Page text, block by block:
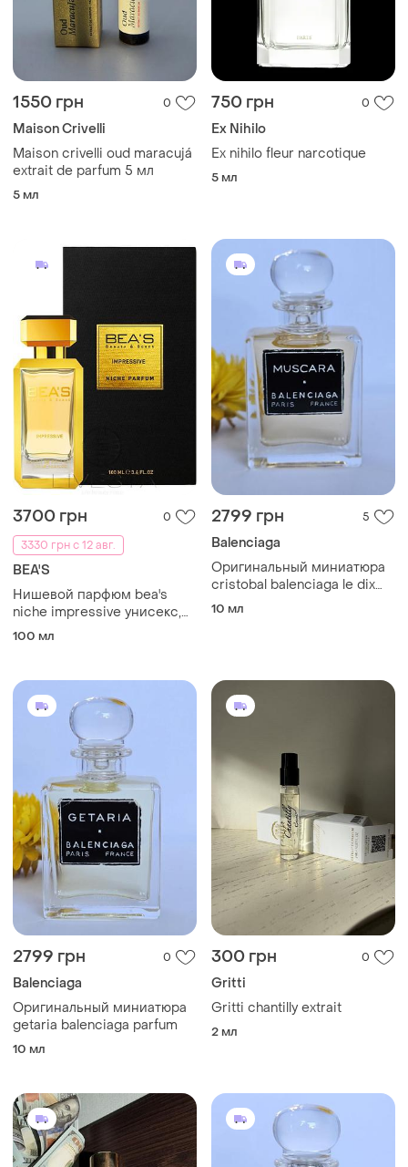
1550 грн 0
Maison Crivelli
Maison crivelli oud maracujá
extrait de parfum 5 мл
5 мл
750 грн 0
Ex Nihilo
Ex nihilo fleur narcotique
5 мл
3700 грн
0
3330 грн с 12 авг.
BEA'S
Нишевой парфюм bea's
niche impressive унисекс,
100 мл
100 мл
2799 грн 5
Balenciaga
Оригинальный миниатюра
cristobal balenciaga le dix
collection muscara
10 мл
2799 грн 0
Balenciaga
Оригинальный миниатюра
getaria balenciaga parfum
10 мл
300 грн 0
Gritti
Gritti chantilly extrait
2 мл